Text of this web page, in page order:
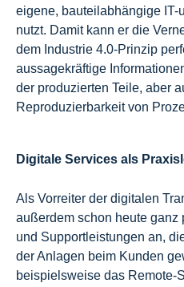
eigene, bauteilabhängige IT-
nutzt. Damit kann er die
dem Industrie 4.0-Prinzip
aussagekräftige
der produzierten Teile, aber
Reproduzierbarkeit von
Digitale Services als
Als Vorreiter der digitalen
außerdem schon heute
und Supportleistungen an,
der Anlagen beim Kunden
beispielsweise das Remote-